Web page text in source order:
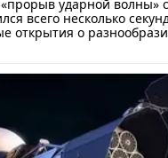
ударной волны»
всего несколько
открытия о